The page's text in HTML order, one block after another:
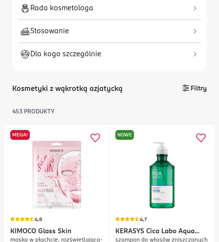
Rada kosmetologa
Stosowanie
Dla kogo szczególnie
Kosmetyki z wąkrotką azjatycką Filtry
453 PRODUKTY
MEGA!
4,8
KIMOCO Glass Skin
maska w płachcie, rozświetlająco-
NOWE
4,7
KERASYS Cica Labo Aqua
szampon do włosów zniszczonych